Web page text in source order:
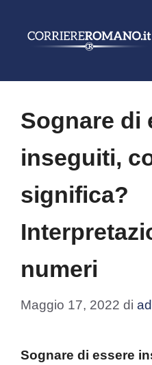
Sognare di
inseguiti,
significa?
numeri
Maggio 17, 2022 di
Sognare di essere